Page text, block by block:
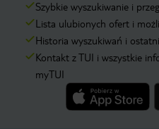
Szybkie wyszukiwanie i
Lista ulubionych ofert i
Historia wyszukiwań i
Kontakt z TUI i wszystkie
myTUI